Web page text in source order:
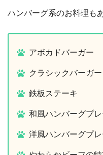
ハンバーグ系のお料理も
アボカドバ
クラシック
鉄板ステ
和風ハンバー
洋風ハンバー